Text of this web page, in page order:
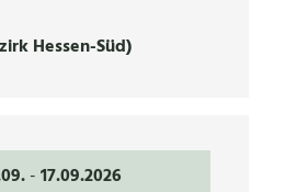
Hessen-Süd)
-17.09.2026